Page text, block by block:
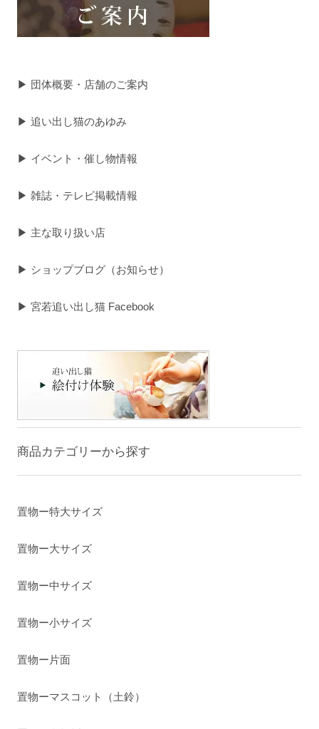
▶ 団体概要・店舗のご案内
▶ 追い出し猫のあゆみ
▶ イベント・催し物情報
▶ 雑誌・テレビ掲載情報
▶ 主な取り扱い店
▶ ショップブログ（お知らせ）
▶ 宮若追い出し猫 Facebook
商品カテゴリーから探す
置物ー特大サイズ
置物ー大サイズ
置物ー中サイズ
置物ー小サイズ
置物ー片面
置物ーマスコット（土鈴）